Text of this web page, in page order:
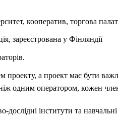
кооператив, торгова
зареєстрована у Фінляндії
проекту, а проект має бути
одним оператором, кожен
дослідні інститути та